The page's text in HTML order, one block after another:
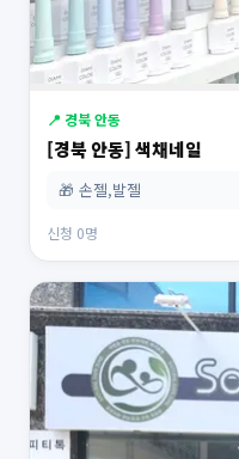
📍 경북 안동
[경북 안동] 색채네일
🎁 손젤,발젤
신청 0명